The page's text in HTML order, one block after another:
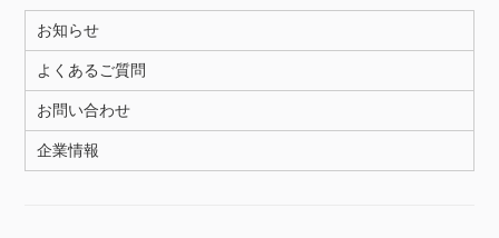
お知らせ
よくあるご質問
お問い合わせ
企業情報